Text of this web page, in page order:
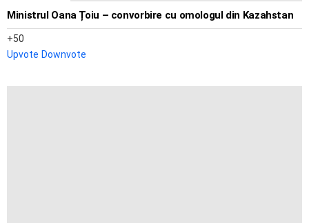
Ministrul Oana Țoiu – convorbire cu omologul din Kazahstan
50
Upvote Downvote